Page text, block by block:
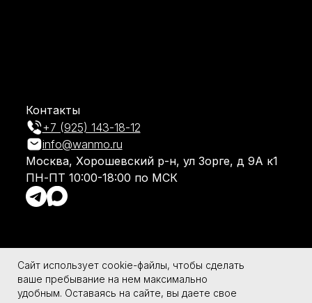
Сайт использует cookie-файлы, чтобы сделать
ваше пребывание на нем максимально
удобным. Оставаясь на сайте, вы даете свое
Контакты
+7 (925) 143-18-12
info@wanmo.ru
Москва, Хорошевский р-н, ул Зорге, д 9А к1
ПН-ПТ 10:00-18:00 по МСК
Согласие на обработку персональных данных
Политика конфиденциальности